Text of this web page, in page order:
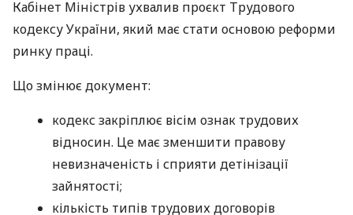
Кабінет Міністрів ухвалив проєкт Трудового
кодексу України, який має стати основою реформи
ринку праці.
Що змінює документ:
кодекс закріплює вісім ознак трудових
відносин. Це має зменшити правову
невизначеність і сприяти детінізації
зайнятості;
кількість типів трудових договорів